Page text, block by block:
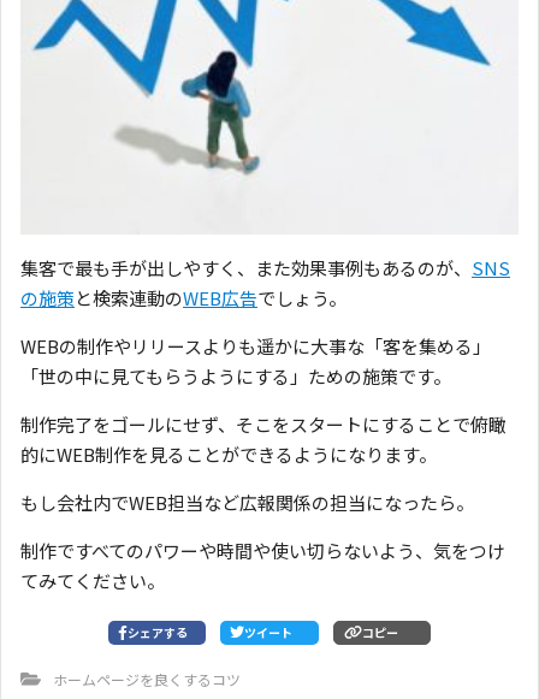
集客で最も手が出しやすく、また効果事例もあるのが、 SNS
の施策と検索連動のWEB広告でしょう。
WEBの制作やリリースよりも遥かに大事な「客を集める」
「世の中に見てもらうようにする」ための施策です。
制作完了をゴールにせず、そこをスタートにすることで俯瞰
的にWEB制作を見ることができるようになります。
もし会社内でWEB担当など広報関係の担当になったら。
制作ですべてのパワーや時間や使い切らないよう、気をつけ
てみてください。
シェアする ツイート コピー
ホームページを良くするコツ